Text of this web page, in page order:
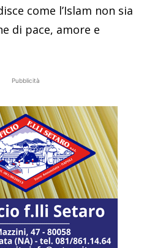
come l’Islam non sia
di pace, amore e
Pubblicità